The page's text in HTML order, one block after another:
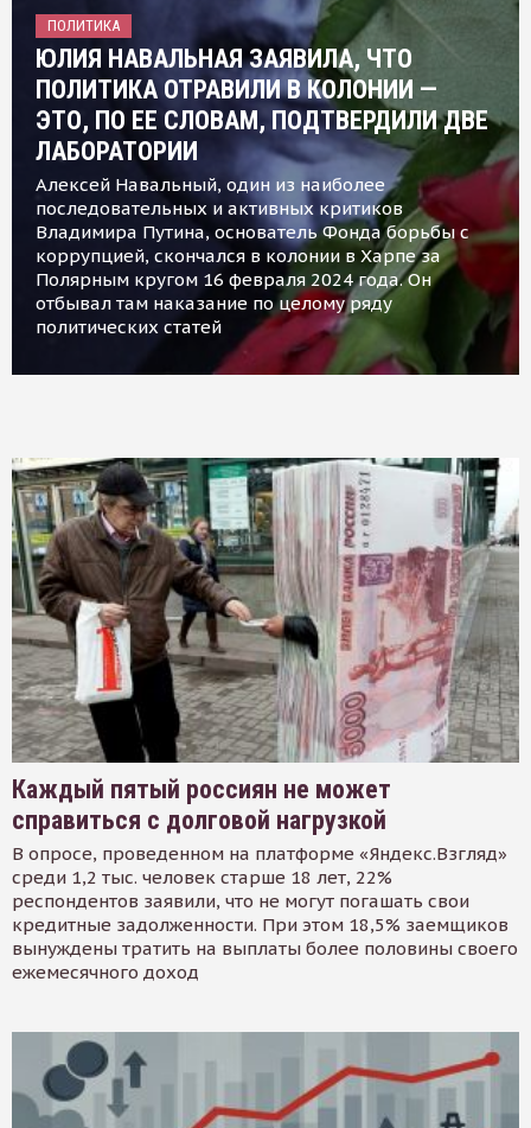
ПОЛИТИКА
ЮЛИЯ НАВАЛЬНАЯ ЗАЯВИЛА, ЧТО
ПОЛИТИКА ОТРАВИЛИ В КОЛОНИИ —
ЭТО, ПО ЕЕ СЛОВАМ, ПОДТВЕРДИЛИ ДВЕ
ЛАБОРАТОРИИ
Алексей Навальный, один из наиболее
последовательных и активных критиков
Владимира Путина, основатель Фонда борьбы с
коррупцией, скончался в колонии в Харпе за
Полярным кругом 16 февраля 2024 года. Он
отбывал там наказание по целому ряду
политических статей
Каждый пятый россиян не может
справиться с долговой нагрузкой
В опросе, проведенном на платформе «Яндекс.Взгляд»
среди 1,2 тыс. человек старше 18 лет, 22%
респондентов заявили, что не могут погашать свои
кредитные задолженности. При этом 18,5% заемщиков
вынуждены тратить на выплаты более половины своего
ежемесячного доход